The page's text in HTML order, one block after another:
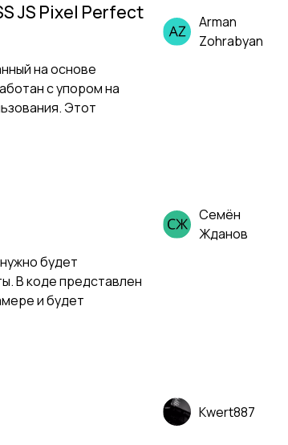
JS Pixel Perfect
на основе
с упором на
Этот
Arman
Zohrabyan
будет
В коде представлен
и будет
Семён
Жданов
Kwert887